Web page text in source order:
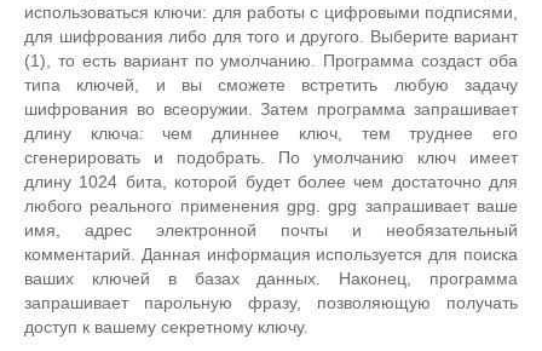
highest suggested keysize is 2048 bits
What keysize do you want? (1024) 1024
Requested keysize is 1024 bits
Please specify how long the key should be valid.
0 = key does not expire
<n> = key expires in n days
<n>w = key expires in n weeks
<n>m = key expires in n months
<n>y = key expires in n years
Key is valid for? (0) 0
Key does not expire at all
Is this correct (y/n)? y
A User-ID identifies your key; the software constructs the user i
d
использоваться ключи: для работы с цифровыми подписями,
для шифрования либо для того и другого. Выберите вариант
(1), то есть вариант по умолчанию. Программа создаст оба
типа ключей, и вы сможете встретить любую задачу
шифрования во всеоружии. Затем программа запрашивает
длину ключа: чем длиннее ключ, тем труднее его
сгенерировать и подобрать. По умолчанию ключ имеет
длину 1024 бита, которой будет более чем достаточно для
любого реального применения gpg. gpg запрашивает ваше
имя, адрес электронной почты и необязательный
комментарий. Данная информация используется для поиска
ваших ключей в базах данных. Наконец, программа
запрашивает парольную фразу, позволяющую получать
доступ к вашему секретному ключу.